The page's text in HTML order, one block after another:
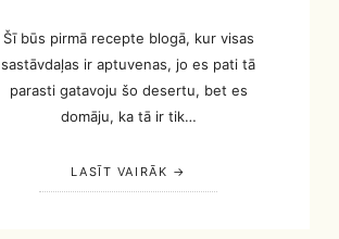
Šī būs pirmā recepte blogā, kur visas
sastāvdaļas ir aptuvenas, jo es pati tā
parasti gatavoju šo desertu, bet es
domāju, ka tā ir tik…
LASĪT VAIRĀK